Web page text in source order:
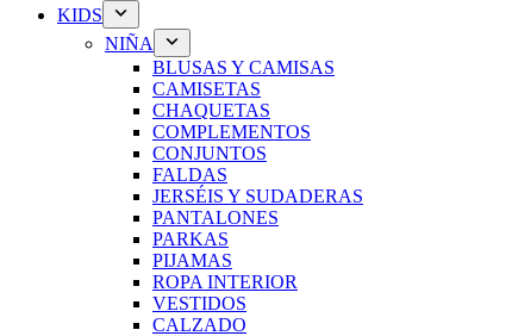
KIDS
NIÑA
BLUSAS Y CAMISAS
CAMISETAS
CHAQUETAS
COMPLEMENTOS
CONJUNTOS
FALDAS
JERSÉIS Y SUDADERAS
PANTALONES
PARKAS
PIJAMAS
ROPA INTERIOR
VESTIDOS
CALZADO